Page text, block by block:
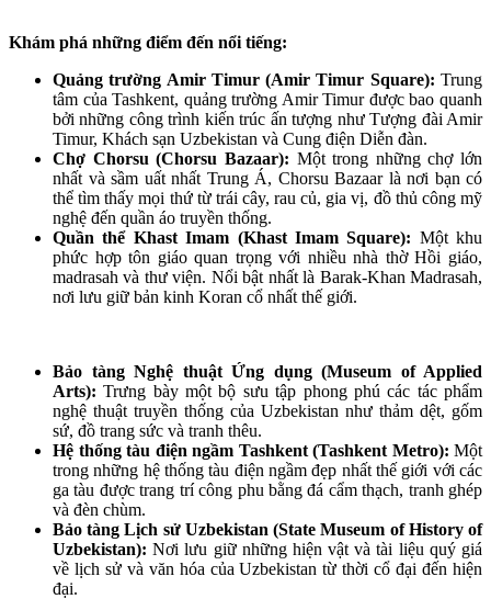
Khám phá những điểm đến nổi tiếng:
Quảng trường Amir Timur (Amir Timur Square): Trung
tâm của Tashkent, quảng trường Amir Timur được bao quanh
bởi những công trình kiến trúc ấn tượng như Tượng đài Amir
Timur, Khách sạn Uzbekistan và Cung điện Diễn đàn.
Chợ Chorsu (Chorsu Bazaar): Một trong những chợ lớn
nhất và sầm uất nhất Trung Á, Chorsu Bazaar là nơi bạn có
thể tìm thấy mọi thứ từ trái cây, rau củ, gia vị, đồ thủ công mỹ
nghệ đến quần áo truyền thống.
Quần thể Khast Imam (Khast Imam Square): Một khu
phức hợp tôn giáo quan trọng với nhiều nhà thờ Hồi giáo,
madrasah và thư viện. Nổi bật nhất là Barak-Khan Madrasah,
nơi lưu giữ bản kinh Koran cổ nhất thế giới.
Bảo tàng Nghệ thuật Ứng dụng (Museum of Applied
Arts): Trưng bày một bộ sưu tập phong phú các tác phẩm
nghệ thuật truyền thống của Uzbekistan như thảm dệt, gốm
sứ, đồ trang sức và tranh thêu.
Hệ thống tàu điện ngầm Tashkent (Tashkent Metro): Một
trong những hệ thống tàu điện ngầm đẹp nhất thế giới với các
ga tàu được trang trí công phu bằng đá cẩm thạch, tranh ghép
và đèn chùm.
Bảo tàng Lịch sử Uzbekistan (State Museum of History of
Uzbekistan): Nơi lưu giữ những hiện vật và tài liệu quý giá
về lịch sử và văn hóa của Uzbekistan từ thời cổ đại đến hiện
đại.